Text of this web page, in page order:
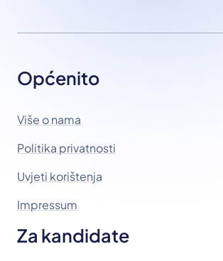
Općenito
Više o nama
Politika privatnosti
Uvjeti korištenja
Impressum
Za kandidate